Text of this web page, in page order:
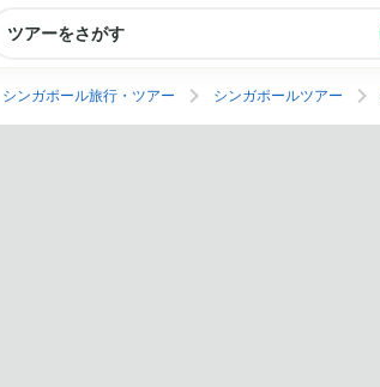
ツアーをさがす
シンガポール旅行・ツアー シンガポールツアー